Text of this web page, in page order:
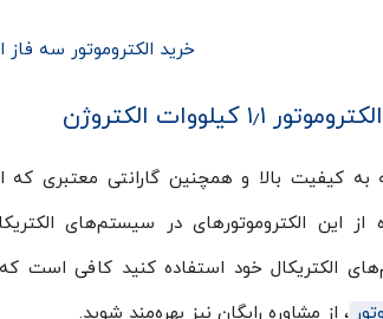
خرید الکتروموتور سه فاز الکتروژن ۱٫۱ کیلووات
۱٫۱ کیلووات الکتروژن
به کیفیت بالا و همچنین گارانتی معتبری که
از این الکتروموتورهای در سیستم‌های
الکتریکال خود استفاده کنید کافی است
، از مشاوره رایگان نیز بهره‌مند شوید.